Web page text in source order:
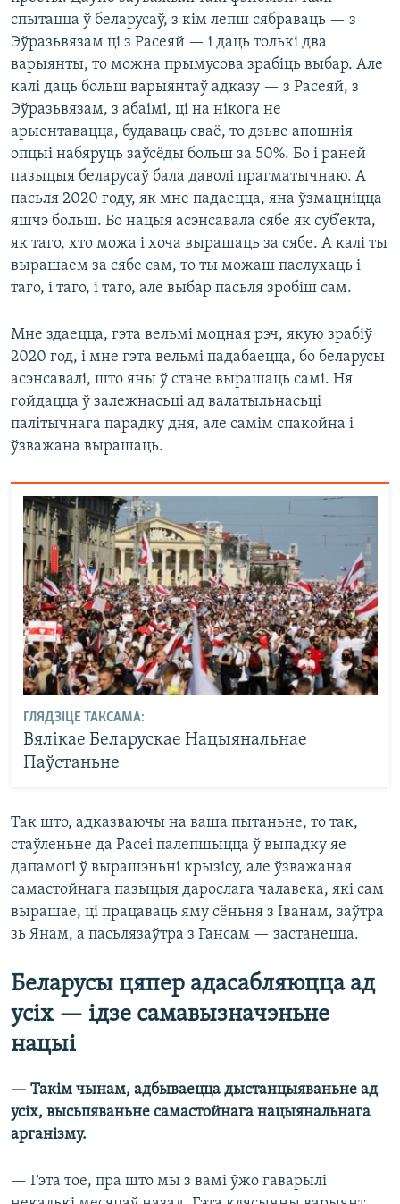
спытацца ў беларусаў, з кім лепш сябраваць — з
Эўразьвязам ці з Расеяй — і даць толькі два
варыянты, то можна прымусова зрабіць выбар. Але
калі даць больш варыянтаў адказу — з Расеяй, з
Эўразьвязам, з абаімі, ці на нікога не
арыентавацца, будаваць сваё, то дзьве апошнія
опцыі набяруць заўсёды больш за 50%. Бо і раней
пазыцыя беларусаў бала даволі прагматычнаю. А
пасьля 2020 году, як мне падаецца, яна ўзмацніцца
яшчэ больш. Бо нацыя асэнсавала сябе як суб’екта,
як таго, хто можа і хоча вырашаць за сябе. А калі ты
вырашаем за сябе сам, то ты можаш паслухаць і
таго, і таго, і таго, але выбар пасьля зробіш сам.
Мне здаецца, гэта вельмі моцная рэч, якую зрабіў
2020 год, і мне гэта вельмі падабаецца, бо беларусы
асэнсавалі, што яны ў стане вырашаць самі. Ня
гойдацца ў залежнасьці ад валатыльнасьці
палітычнага парадку дня, але самім спакойна і
ўзважана вырашаць.
ГЛЯДЗІЦЕ ТАКСАМА:
Вялікае Беларускае Нацыянальнае
Паўстаньне
Так што, адказваючы на ваша пытаньне, то так,
стаўленьне да Расеі палепшыцца ў выпадку яе
дапамогі ў вырашэньні крызісу, але ўзважаная
самастойнага пазыцыя дарослага чалавека, які сам
вырашае, ці працаваць яму сёньня з Іванам, заўтра
зь Янам, а пасьлязаўтра з Гансам — застанецца.
Беларусы цяпер адасабляюцца ад
усіх — ідзе самавызначэньне
нацыі
— Такім чынам, адбываецца дыстанцыяваньне ад
усіх, высьпяваньне самастойнага нацыянальнага
арганізму.
— Гэта тое, пра што мы з вамі ўжо гаварылі